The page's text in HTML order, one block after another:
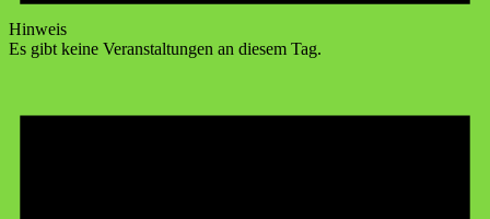
Hinweis
Es gibt keine Veranstaltungen an diesem Tag.